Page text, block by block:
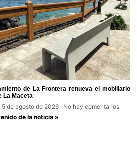
de La Frontera renueva el mobiliario
La Maceta
5 de agosto de 2026
No hay comentarios
de la noticia »